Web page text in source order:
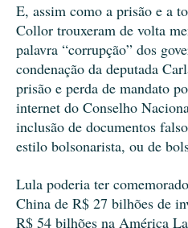
E, assim como a prisão e a
Collor trouxeram de volta
palavra “corrupção” dos
condenação da deputada
prisão e perda de mandato
internet do Conselho
inclusão de documentos
estilo bolsonarista, ou de
Lula poderia ter
China de R$ 27 bilhões de
R$ 54 bilhões na América